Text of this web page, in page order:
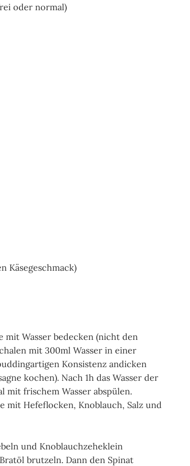
oder normal)
Käsegeschmack)
mit Wasser bedecken (nicht den
mit 300ml Wasser in einer
Konsistenz andicken
kochen). Nach 1h das Wasser der
mit frischem Wasser abspülen.
mit Hefeflocken, Knoblauch, Salz und
und Knoblauchzeheklein
brutzeln. Dann den Spinat